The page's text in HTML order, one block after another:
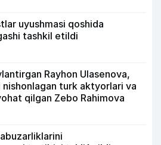
uyushmasi qoshida
tashkil etildi
Rayhon Ulasenova,
nishonlagan turk aktyorlari va
qilgan Zebo Rahimova